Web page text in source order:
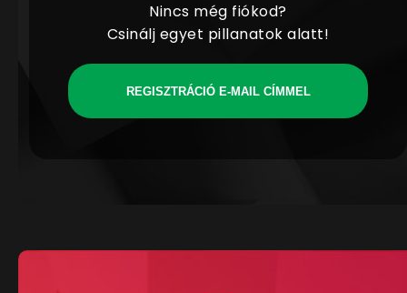
Nincs még fiókod?
Csinálj egyet pillanatok alatt!
REGISZTRÁCIÓ E-MAIL CÍMMEL